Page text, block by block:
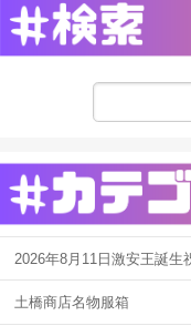
2026年8月11日激安王誕生
土橋商店名物服箱